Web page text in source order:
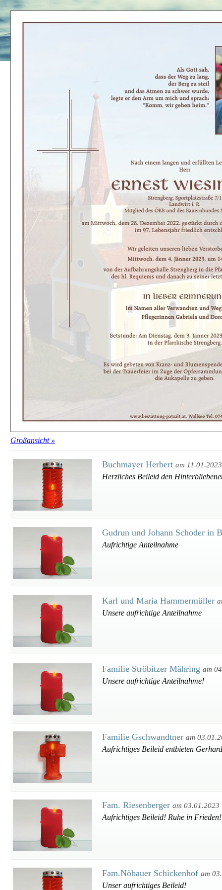
Großansicht »
Buchmayer Herbert am 11.01.2023
Herzliches Beileid den
Gudrun und Johann Schoder in
Aufrichtige Anteilnahme
Karl und Maria Hammermüller
Unsere aufrichtige Anteilnahme
Familie Ströbitzer Mähring am
Unsere aufrichtige Anteilnahme!
Familie Gschwandtner am
Aufrichtiges Beileid entbieten
Fam. Riesenberger am 03.01.2023
Aufrichtiges Beileid! Ruhe in Frieden!
Fam.Nöbauer Schickenhof am
Unser aufrichtiges Beileid!